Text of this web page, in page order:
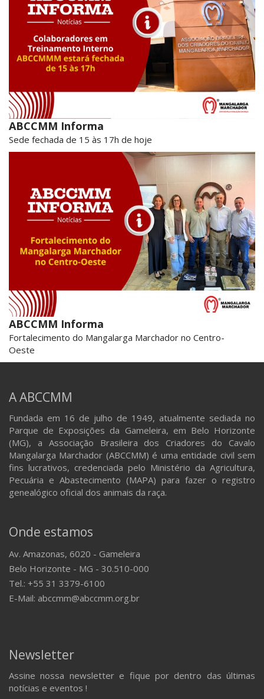
ABCCMM Informa
Sede fechada de 15 às 17h de hoje
ABCCMM Informa
Fortalecimento do Mangalarga Marchador no Centro-
Oeste
A ABCCMM
Fundada em 16 de julho de 1949, atualmente sediada no
Parque de Exposições da Gameleira, em Belo Horizonte
(MG), a Associação Brasileira dos Criadores do Cavalo
Mangalarga Marchador (ABCCMM) é uma entidade civil sem
fins lucrativos, credenciada pelo Ministério da Agricultura,
Pecuária e Abastecimento (MAPA) para fazer o registro
genealógico oficial dos animais da raça.
Onde estamos
Av. Amazonas, 6020 - Gameleira
Belo Horizonte - MG - 30.510-000
Tel.: +55 31 3379-6100
E-Mail: abccmm@abccmm.org.br
Newsletter
Assine nossa newsletter e fique por dentro das últimas
notícias e eventos !